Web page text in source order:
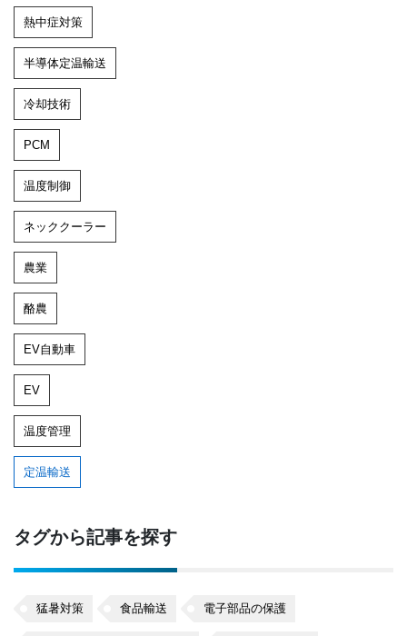
熱中症対策
半導体定温輸送
冷却技術
PCM
温度制御
ネッククーラー
農業
酪農
EV自動車
EV
温度管理
定温輸送
タグから記事を探す
猛暑対策 食品輸送 電子部品の保護